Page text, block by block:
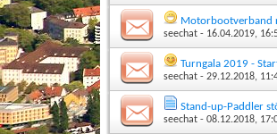
Motorbootverband
seechat - 16.04.2019,
Turngala 2019 -
seechat - 29.12.2018,
Stand-up-Paddler
seechat - 08.12.2018,